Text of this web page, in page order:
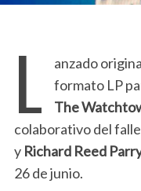
L
anzado
formato LP
The
colaborativo del
y Richard Reed
26 de junio.